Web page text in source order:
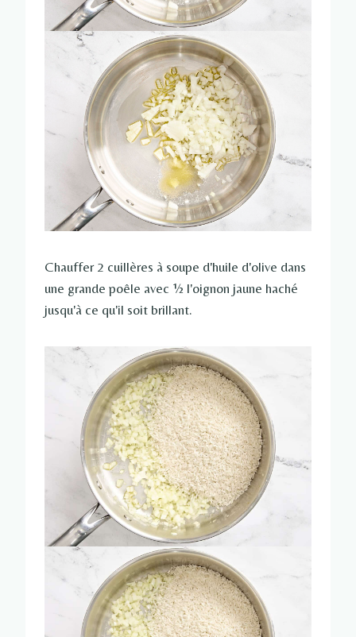
Chauffer 2 cuillères à soupe d'huile d'olive dans
une grande poêle avec ½ l'oignon jaune haché
jusqu'à ce qu'il soit brillant.